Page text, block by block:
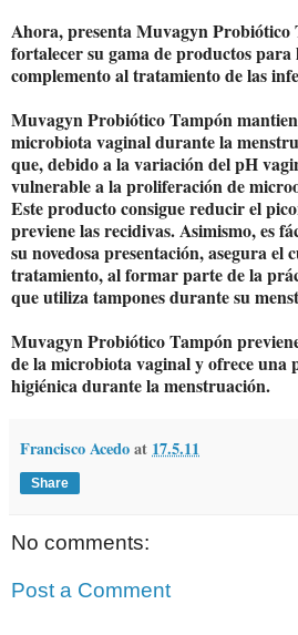
Ahora, presenta Muvagyn Probiótico
fortalecer su gama de productos para
complemento al tratamiento de las
Muvagyn Probiótico Tampón
microbiota vaginal durante la
que, debido a la variación del pH
vulnerable a la proliferación de
Este producto consigue reducir el
previene las recidivas. Asimismo, es
su novedosa presentación, asegura el
tratamiento, al formar parte de la
que utiliza tampones durante su
Muvagyn Probiótico Tampón
de la microbiota vaginal y ofrece una
higiénica durante la menstruación.
Francisco Acedoat 17.5.11
Share
No comments:
Post a Comment